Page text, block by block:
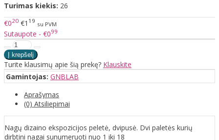
Turimas kiekis: 26
€020 €1 19 su PVM
Sutaupote - €099
Turite klausimų apie šią prekę? Klauskite
Gamintojas: GNBLAB
Aprašymas
(0) Atsiliepimai
Nagų dizaino ekspozicijos peletė, dvipusė. Dvi paletės kurių
dirbtini nagai sunumeruoti nuo 1 iki 18